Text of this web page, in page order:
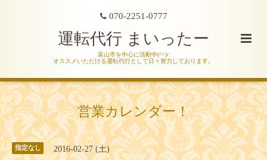
070-2251-0777
運転代行 まいったー
富山市を中心に活動中(^^)/
オススメいただける運転代行として日々努力しております。
営業カレンダー！
指定なし 2016-02-27 (土)